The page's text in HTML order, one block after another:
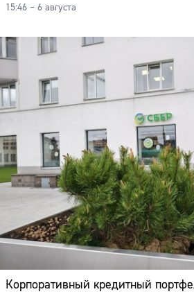
15:46 – 6 августа
Корпоративный кредитный